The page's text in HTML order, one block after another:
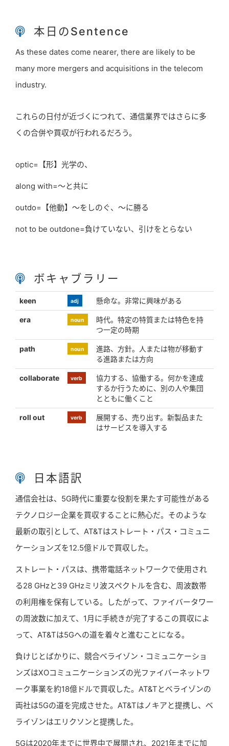
本日のSentence
As these dates come nearer, there are likely to be
many more mergers and acquisitions in the telecom
industry.
これらの日付が近づくにつれて、通信業界ではさらに多
くの合併や買収が行われるだろう。
optic=【形】光学の、
along with=～と共に
outdo=【他動】～をしのぐ、～に勝る
not to be outdone=負けていない、引けをとらない
ボキャブラリー
keen adj 懸命な。非常に興味がある
era noun
時代。特定の特質または特色を持
つ一定の時期
path noun
進路、方針。人または物が移動す
る進路または方向
collaborate verb
協力する、協働する。何かを達成
するか行うために、別の人や集団
とともに働くこと
roll out verb
展開する、売り出す。新製品また
はサービスを導入する
日本語訳
通信会社は、5G時代に重要な役割を果たす可能性がある
テクノロジー企業を買収することに熱心だ。そのような
最新の取引として、AT&Tはストレート・パス・コミュニ
ケーションズを12.5億ドルで買収した。
ストレート・パスは、携帯電話ネットワークで使用され
る28 GHzと39 GHzミリ波スペクトルを含む、周波数帯
の利用権を保有している。したがって、ファイバータワー
の周波数に加えて、1月に手続きが完了するこの買収によ
って、AT&Tは5Gへの道を着々と進むことになる。
負けじとばかりに、競合ベライゾン・コミュニケーショ
ンズはXOコミュニケーションズの光ファイバーネットワ
ーク事業を約18億ドルで買収した。AT&Tとベライゾンの
両社は5Gの道を完成させた。AT&Tはノキアと提携し、ベ
ライゾンはエリクソンと提携した。
5Gは2020年までに世界中で展開され、2021年までに加